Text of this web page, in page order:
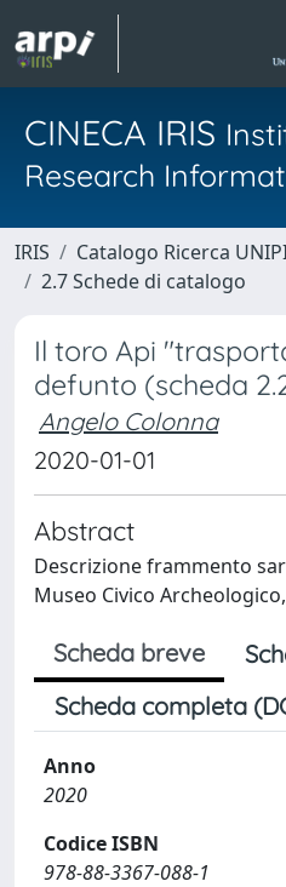
CINECA IRIS
Research
IRIS Catalogo Ricerca
2.7 Schede di catalogo
Il toro Api
defunto (scheda
Angelo Colonna
2020-01-01
Abstract
Descrizione frammento
Museo Civico
Scheda breve
Scheda completa
Anno
2020
Codice ISBN
978-88-3367-088-1